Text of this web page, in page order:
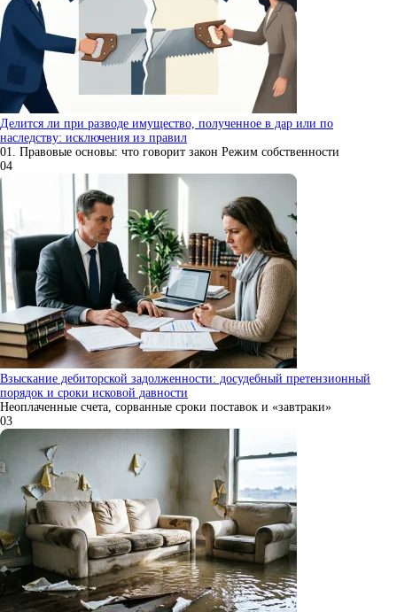
Делится ли при разводе имущество, полученное в дар или по
наследству: исключения из правил
01. Правовые основы: что говорит закон Режим собственности
04
Взыскание дебиторской задолженности: досудебный претензионный
порядок и сроки исковой давности
Неоплаченные счета, сорванные сроки поставок и «завтраки»
03